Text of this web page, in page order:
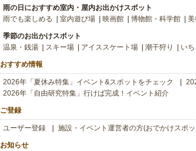
雨の日におすすめ室内・屋内お出かけスポット
雨でも楽しめる
室内遊び場 映画館 博物館・科学館 美
季節のお出かけスポット
温泉・銭湯
スキー場 アイススケート場 潮干狩り いち
おすすめ情報
2026年「夏休み特集」イベント&スポットをチェック
2026年「自由研究特集」行けば完成！イベント紹介
ご登録
ユーザー登録 施設・イベント運営者の方(おでかけスポ
お知らせ